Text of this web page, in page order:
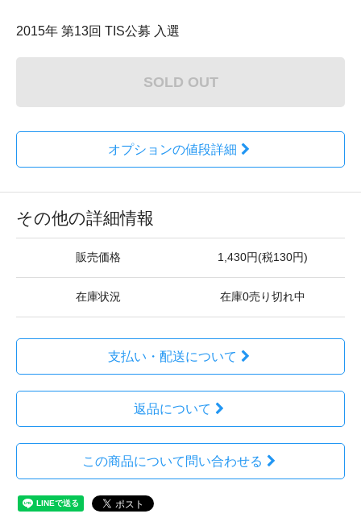
2015年 第13回 TIS公募 入選
SOLD OUT
オプションの値段詳細
その他の詳細情報
販売価格 1,430円(税130円)
在庫状況 在庫0売り切れ中
支払い・配送について
返品について
この商品について問い合わせる